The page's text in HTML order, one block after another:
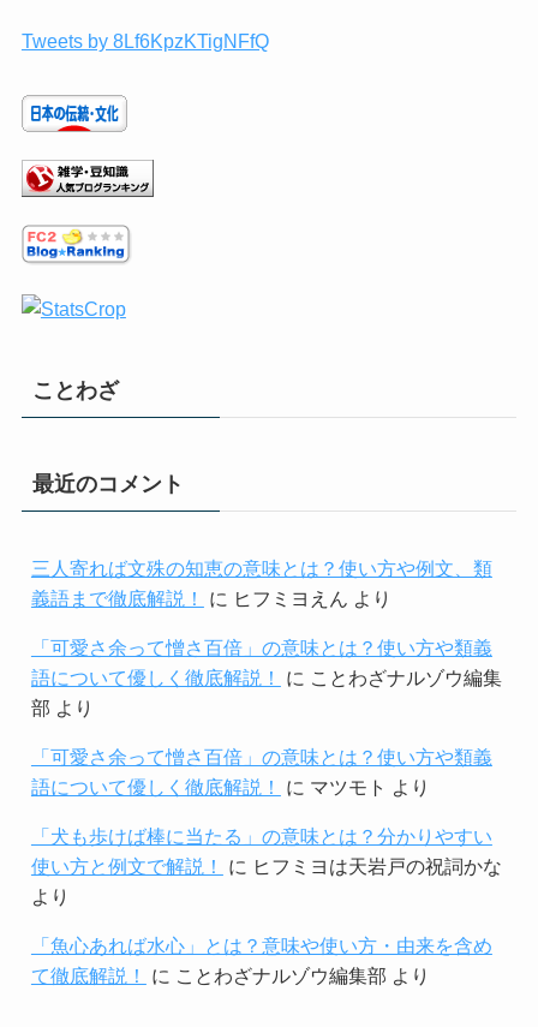
Tweets by 8Lf6KpzKTigNFfQ
ことわざ
最近のコメント
三人寄れば文殊の知恵の意味とは？使い方や例文、類
義語まで徹底解説！
に ヒフミヨえん より
「可愛さ余って憎さ百倍」の意味とは？使い方や類義
語について優しく徹底解説！
に ことわざナルゾウ編集
部 より
「可愛さ余って憎さ百倍」の意味とは？使い方や類義
語について優しく徹底解説！
に マツモト より
「犬も歩けば棒に当たる」の意味とは？分かりやすい
使い方と例文で解説！
に ヒフミヨは天岩戸の祝詞かな
より
「魚心あれば水心」とは？意味や使い方・由来を含め
て徹底解説！
に ことわざナルゾウ編集部 より